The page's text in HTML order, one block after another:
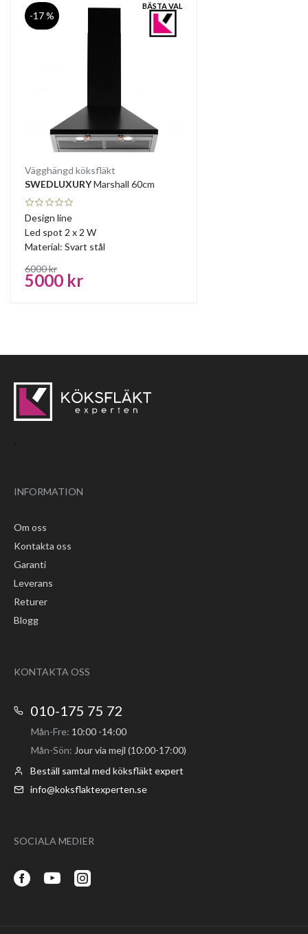
BÄSTA VAL
-17 %
Vägghängd köksfläkt
SWEDLUXURYMarshall 60cm
5000 kr
6000 kr
Design line
Led spot 2 x 2 W
Material: Svart stål
-
INFORMATION
Om oss
Kontakta oss
Garanti
Leverans
Returer
Blogg
KONTAKTA OSS
010-175 75 72
Mån-Fre: 10:00 -14:00
Mån-Sön: Jour via mejl (10:00-17:00)
Beställ samtal med köksfläkt expert
info@koksflaktexperten.se
SOCIALA MEDIER